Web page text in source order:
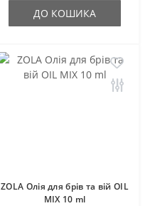
ДО КОШИКА
ZOLA Олія для брів та вій OIL
MIX 10 ml